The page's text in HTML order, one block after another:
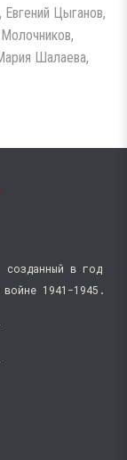
Евгений Цыганов,
Шалаева,
созданный в год
1941−1945.